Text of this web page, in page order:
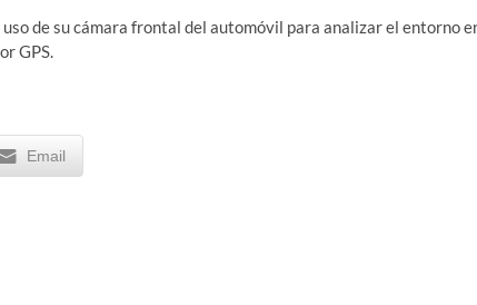
de su cámara frontal del automóvil para analizar el entorno
GPS.
Email